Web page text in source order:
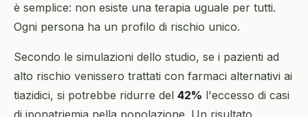
è semplice: non esiste una terapia uguale per tutti.
Ogni persona ha un profilo di rischio unico.
Secondo le simulazioni dello studio, se i pazienti ad
alto rischio venissero trattati con farmaci alternativi ai
tiazidici, si potrebbe ridurre del 42% l'eccesso di casi
di iponatriemia nella popolazione. Un risultato